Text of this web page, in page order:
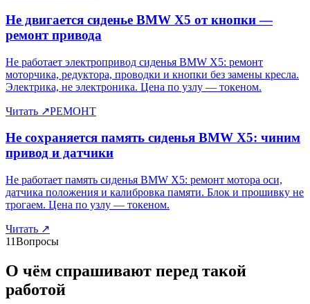
Не двигается сиденье BMW X5 от кнопки —
ремонт привода
Не работает электропривод сиденья BMW X5: ремонт
моторчика, редуктора, проводки и кнопки без замены кресла.
Электрика, не электроника. Цена по узлу — токеном.
Читать ↗РЕМОНТ
Не сохраняется память сиденья BMW X5: чиним
привод и датчики
Не работает память сиденья BMW X5: ремонт мотора оси,
датчика положения и калибровка памяти. Блок и прошивку не
трогаем. Цена по узлу — токеном.
Читать ↗
11Вопросы
О чём спрашивают перед такой
работой